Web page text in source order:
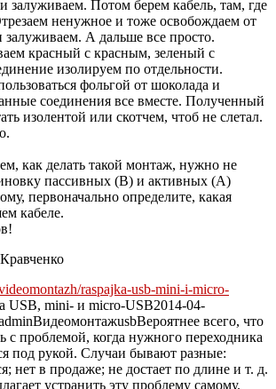
залуживаем. Потом берем кабель, там, где
ненужное и тоже освобождаем от
залуживаем. А дальше все просто.
красный с красным, зеленый с
изолируем по отдельности.
фольгой от шоколада и
соединения все вместе. Полученный
изолентой или скотчем, чтоб не слетал.
как делать такой монтаж, нужно не
пассивных (B) и активных (A)
первоначально определите, какая
кабеле.
raspajka-usb-mini-i-micro-
USB, mini- и micro-USB2014-04-
ВидеомонтажusbВероятнее всего, что
с проблемой, когда нужного переходника
под рукой. Случаи бывают разные:
нет в продаже; не достает по длине и т. д.
устранить эту проблему самому.